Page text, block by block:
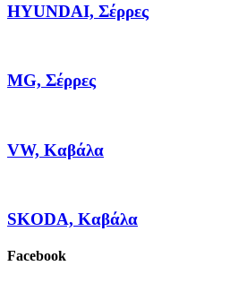
HYUNDAI, Σέρρες
MG, Σέρρες
VW, Καβάλα
SKODA, Καβάλα
Facebook